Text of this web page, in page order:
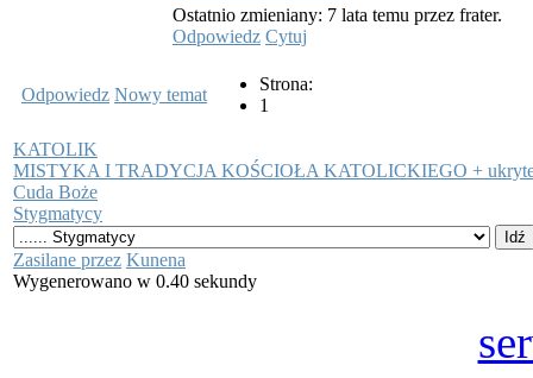
Ostatnio zmieniany: 7 lata temu przez frater.
Odpowiedz Cytuj
Odpowiedz Nowy temat
Strona:
1
KATOLIK
MISTYKA I TRADYCJA KOŚCIOŁA KATOLICKIEGO +
Cuda Boże
Stygmatycy
Zasilane przez Kunena
Wygenerowano w 0.40 sekundy